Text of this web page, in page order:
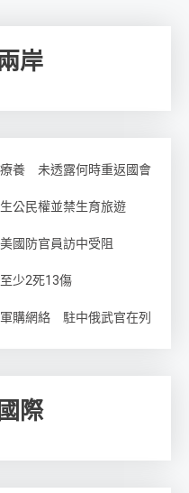
岸
養 未透露何時重返國會
公民權並禁生育旅遊
國防官員訪中受阻
少2死13傷
購網絡 駐中俄武官在列
際